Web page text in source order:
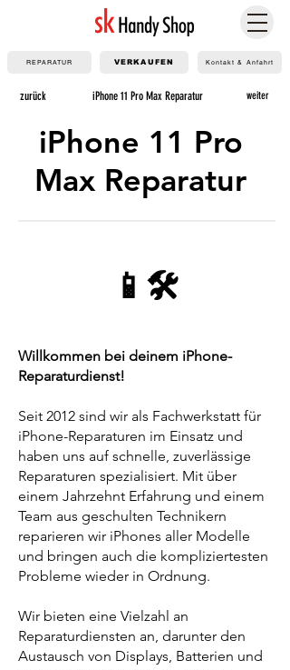
VERKAUFEN
REPARATUR Kontakt & Anfahrt
zurück iPhone 11 Pro Max Reparatur weiter
iPhone 11 Pro
Max Reparatur
📱🛠️
Willkommen bei deinem iPhone-
Reparaturdienst!
Seit 2012 sind wir als Fachwerkstatt für
iPhone-Reparaturen im Einsatz und
haben uns auf schnelle, zuverlässige
Reparaturen spezialisiert. Mit über
einem Jahrzehnt Erfahrung und einem
Team aus geschulten Technikern
reparieren wir iPhones aller Modelle
und bringen auch die kompliziertesten
Probleme wieder in Ordnung.
Wir bieten eine Vielzahl an
Reparaturdiensten an, darunter den
Austausch von Displays, Batterien und